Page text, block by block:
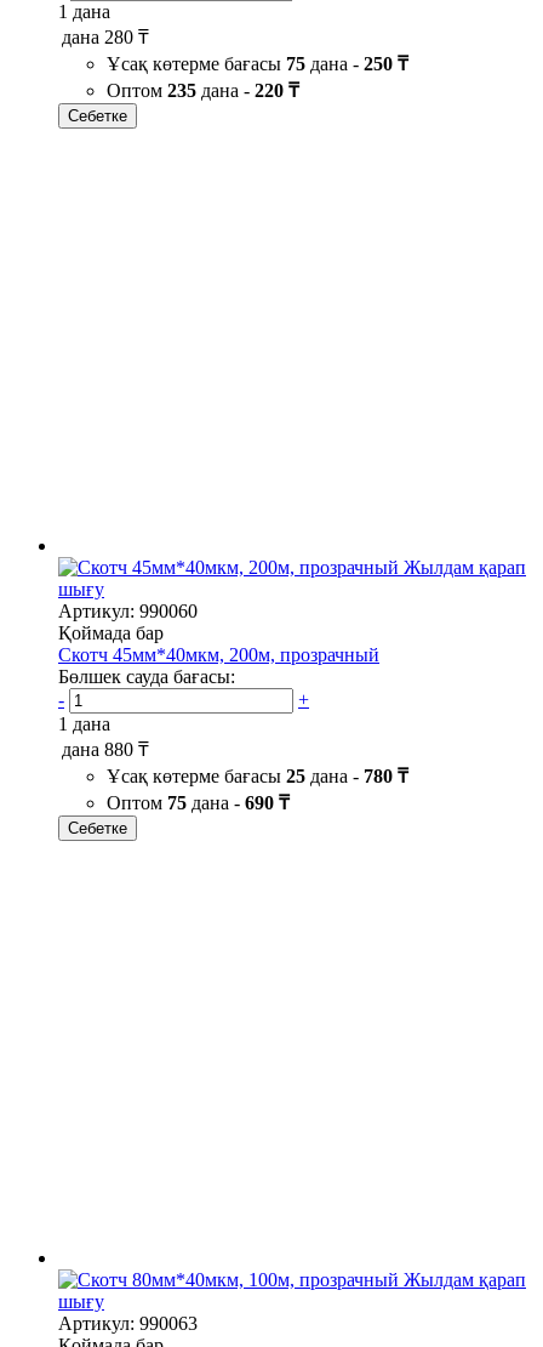
1 дана
дана 280 ₸
Ұсақ көтерме бағасы 75 дана - 250 ₸
Оптом 235 дана - 220 ₸
Себетке
Жылдам қарап
шығу
Артикул: 990060
Қоймада бар
Скотч 45мм*40мкм, 200м, прозрачный
Бөлшек сауда бағасы:
-
+
1 дана
дана 880 ₸
Ұсақ көтерме бағасы 25 дана - 780 ₸
Оптом 75 дана - 690 ₸
Себетке
Жылдам қарап
шығу
Артикул: 990063